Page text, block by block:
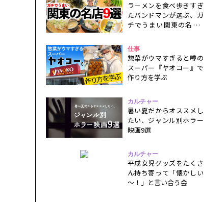
ラーメンを食べ歩きすぎ
たバンドマンが選ぶ、ガ
チでうまい関東の名店9
仕事
惣菜がウマすぎると噂の
スーパー『ヤオコー』で
作り方を学ぶ
カルチャー
暑い夏だからオススメし
たい、ジャンル別ホラー
映画9選
カルチャー
平成女児グッズをたくさ
ん持ち寄って「懐かしい
～！」と言い合う会